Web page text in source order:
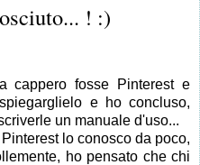
! :)
cappero fosse Pinterest e
e ho concluso,
un manuale d'uso...
lo conosco da poco,
ho pensato che chi